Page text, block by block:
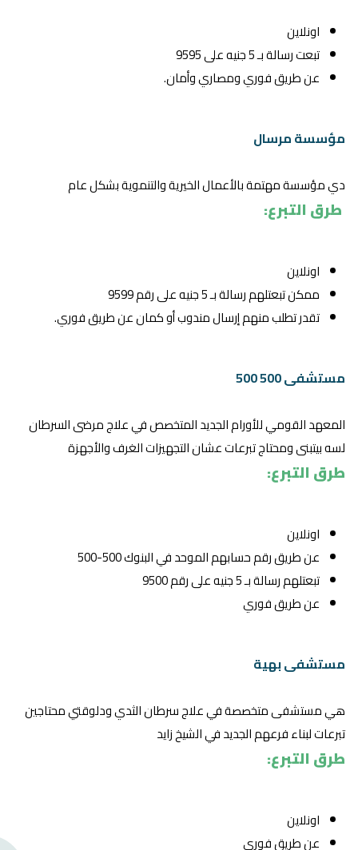
اونلاين
تبعت رسالة بـ 5 جنيه على 9595
عن طريق فوري ومصاري وأمان.
مؤسسة مرسال
دي مؤسسة مهتمة بالأعمال الخيرية والتنموية بشكل عام
طرق التبرع:
اونلاين
ممكن تبعتلهم رسالة بـ 5 جنيه على رقم 9599
تقدر تطلب منهم إرسال مندوب أو كمان عن طريق فوري.
مستشفى 500 500
المعهد القومي للأورام الجديد المتخصص في علاج مرضى السرطان
لسه بيتبنى ومحتاج تبرعات عشان التجهيزات الغرف والأجهزة
طرق التبرع:
اونلاين
عن طريق رقم حسابهم الموحد في البنوك 500-500
تبعتلهم رسالة بـ 5 جنيه على رقم 9500
عن طريق فوري
مستشفى بهية
هي مستشفى متخصصة في علاج سرطان الثدي ودلوقتي محتاجين
تبرعات لبناء فرعهم الجديد في الشيخ زايد
طرق التبرع:
اونلاين
عن طريق فوري